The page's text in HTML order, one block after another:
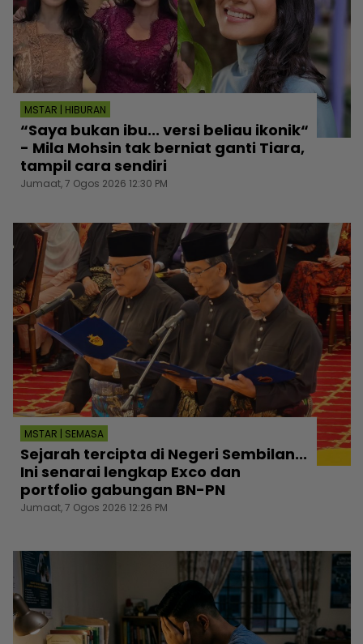
MSTAR | HIBURAN
“Saya bukan ibu... versi beliau ikonik“
- Mila Mohsin tak berniat ganti Tiara,
tampil cara sendiri
Jumaat, 7 Ogos 2026 12:30 PM
MSTAR | SEMASA
Sejarah tercipta di Negeri Sembilan...
Ini senarai lengkap Exco dan
portfolio gabungan BN-PN
Jumaat, 7 Ogos 2026 12:26 PM